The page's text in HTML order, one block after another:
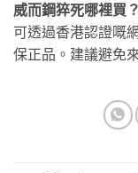
威而鋼猝死哪裡買？
可透過香港認證嘅
保正品。建議避免